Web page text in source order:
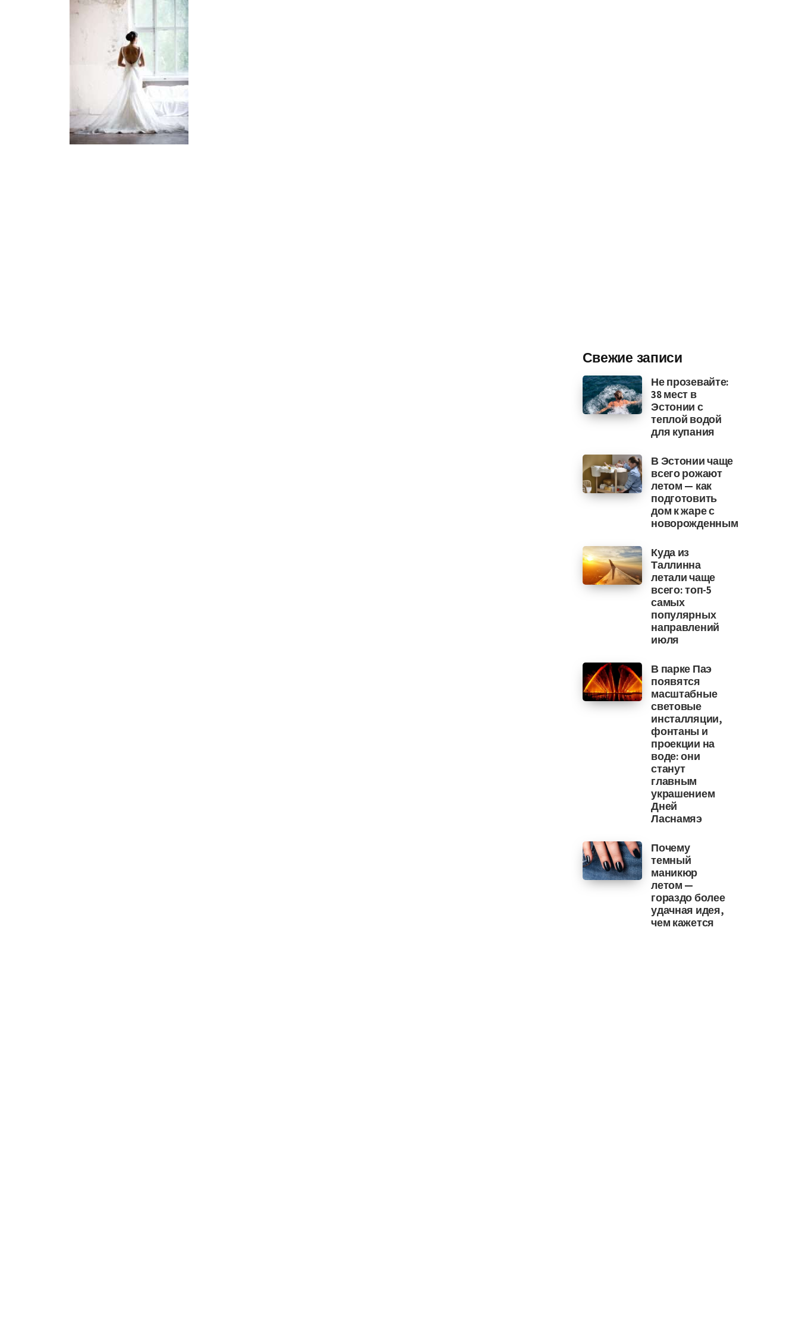
Свежие записи
Не прозевайте:
38 мест в
Эстонии с
теплой водой
для купания
В Эстонии чаще
всего рожают
летом — как
подготовить
дом к жаре с
новорожденным
Куда из
Таллинна
летали чаще
всего: топ-5
самых
популярных
направлений
июля
В парке Паэ
появятся
масштабные
световые
инсталляции,
фонтаны и
проекции на
воде: они
станут
главным
украшением
Дней
Ласнамяэ
Почему
темный
маникюр
летом —
гораздо более
удачная идея,
чем кажется